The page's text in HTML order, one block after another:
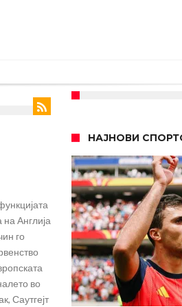
знаете ли кој е другиот?
доаѓа во Мадрид!
Англија
го
во
Саутгејт
НАЈНОВИ